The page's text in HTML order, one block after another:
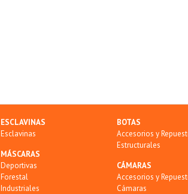
ESCLAVINAS
Esclavinas
MÁSCARAS
Deportivas
Forestal
Industriales
BOTAS
Accesorios y
Estructurales
CÁMARAS
Accesorios y
Cámaras